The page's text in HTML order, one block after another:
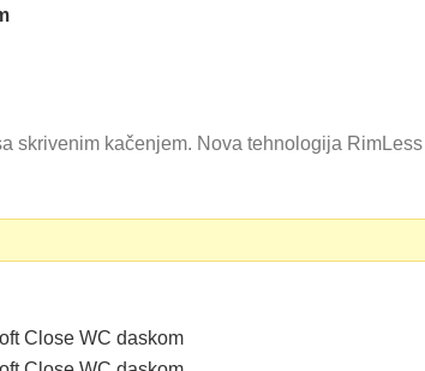
skrivenim kačenjem. Nova tehnologija